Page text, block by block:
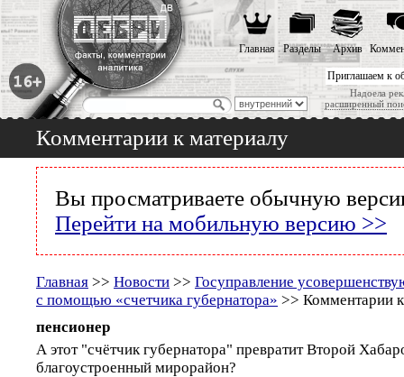
Приглашаем к
Надоела
расширенный
Главная Разделы Архив
Комментарии к материалу
Вы просматриваете обычную
Перейти на мобильную версию >>
Главная >> Новости >> Госуправление
с помощью «счетчика губернатора» >> Комментарии
пенсионер
А этот "счётчик губернатора" превратит Второй
благоустроенный мирорайон?